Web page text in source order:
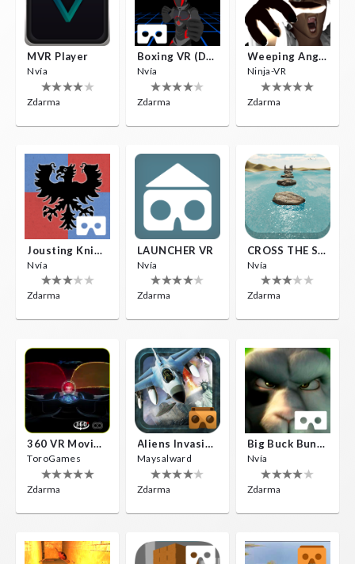
MVR Player
Nvía
Zdarma
Boxing VR (Demo)
Nvía
Zdarma
Weeping Angels VR
Ninja-VR
Zdarma
Jousting Knights VR
Nvía
Zdarma
LAUNCHER VR
Nvía
Zdarma
CROSS THE SEA
Nvía
Zdarma
360 VR Movie Experience
ToroGames
Zdarma
Aliens Invasion VR
Maysalward
Zdarma
Big Buck Bunny
Nvía
Zdarma